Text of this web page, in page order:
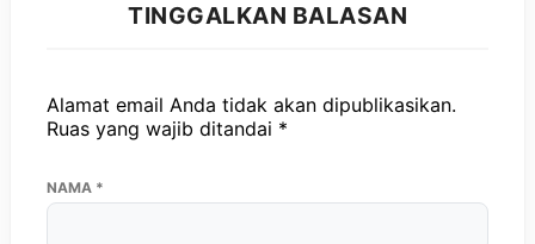
TINGGALKAN BALASAN
Alamat email Anda tidak akan dipublikasikan.
Ruas yang wajib ditandai *
NAMA *